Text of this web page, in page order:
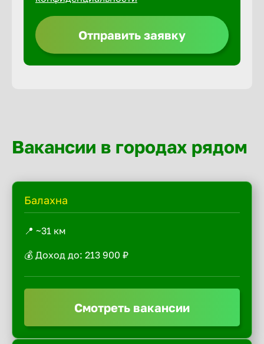
Отправить заявку
Вакансии в городах рядом
Балахна
📍 ~31 км
💰 Доход до: 213 900 ₽
Смотреть вакансии